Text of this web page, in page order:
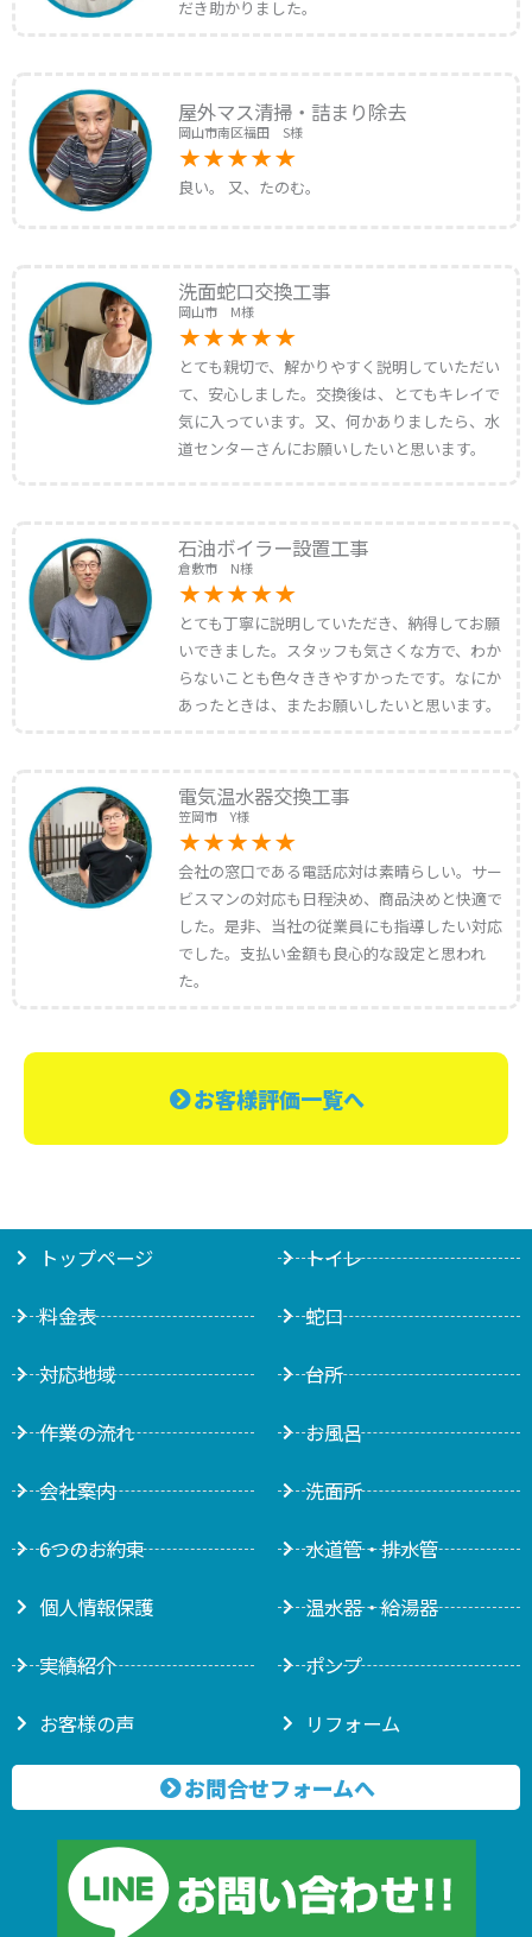
だき助かりました。
屋外マス清掃・詰まり除去
岡山市南区福田 S様
良い。 又、たのむ。
洗面蛇口交換工事
岡山市 M様
とても親切で、解かりやすく説明していただい
て、安心しました。交換後は、とてもキレイで
気に入っています。又、何かありましたら、水
道センターさんにお願いしたいと思います。
石油ボイラー設置工事
倉敷市 N様
とても丁寧に説明していただき、納得してお願
いできました。スタッフも気さくな方で、わか
らないことも色々ききやすかったです。なにか
あったときは、またお願いしたいと思います。
電気温水器交換工事
笠岡市 Y様
会社の窓口である電話応対は素晴らしい。サー
ビスマンの対応も日程決め、商品決めと快適で
した。是非、当社の従業員にも指導したい対応
でした。支払い金額も良心的な設定と思われ
た。
お客様評価一覧へ
トップページ
料金表
対応地域
作業の流れ
会社案内
6つのお約束
個人情報保護
実績紹介
お客様の声
トイレ
蛇口
台所
お風呂
洗面所
水道管・排水管
温水器・給湯器
ポンプ
リフォーム
お問合せフォームへ